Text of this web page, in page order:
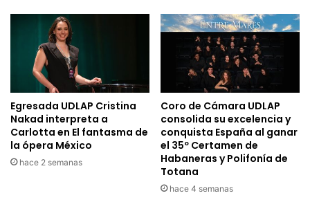
Egresada UDLAP Cristina
Nakad interpreta a
Carlotta en El fantasma de
la ópera México
hace 2 semanas
Coro de Cámara UDLAP
consolida su excelencia y
conquista España al ganar
el 35º Certamen de
Habaneras y Polifonía de
Totana
hace 4 semanas